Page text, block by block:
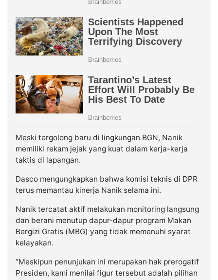
Meski tergolong baru di lingkungan BGN, Nanik
memiliki rekam jejak yang kuat dalam kerja-kerja
taktis di lapangan.
Dasco mengungkapkan bahwa komisi teknis di DPR
terus memantau kinerja Nanik selama ini.
Nanik tercatat aktif melakukan monitoring langsung
dan berani menutup dapur-dapur program Makan
Bergizi Gratis (MBG) yang tidak memenuhi syarat
kelayakan.
“Meskipun penunjukan ini merupakan hak prerogatif
Presiden, kami menilai figur tersebut adalah pilihan